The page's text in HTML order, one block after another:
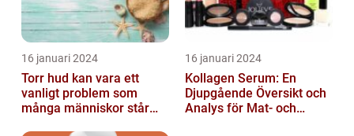
16 januari 2024
Torr hud kan vara ett
vanligt problem som
många människor står
16 januari 2024
Kollagen Serum: En
Djupgående Översikt och
Analys för Mat- och